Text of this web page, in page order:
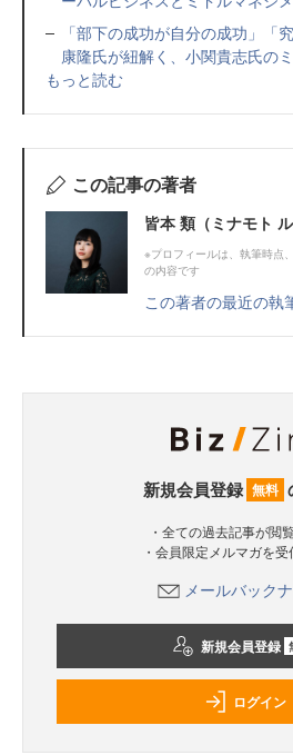
「部下の成功が自分の成功」「
康隆氏が紐解く、小関貴志氏の
もっと読む
この記事の著者
皆本 類（ミナモト ル
※プロフィールは、執筆時点
の内容です
この著者の最近の執
新規会員登録 無料
・全ての過去記事が閲
・会員限定メルマガを
メールバック
新規会員登録
ログイン